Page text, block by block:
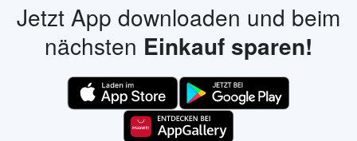
Jetzt App downloaden und beim
nächsten Einkauf sparen!